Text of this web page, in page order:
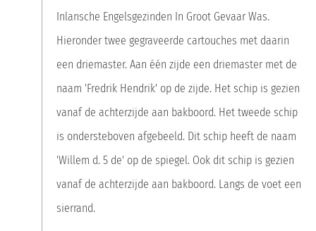
Inlansche Engelsgezinden In Groot Gevaar Was.
Hieronder twee gegraveerde cartouches met daarin
een driemaster. Aan één zijde een driemaster met de
naam 'Fredrik Hendrik' op de zijde. Het schip is gezien
vanaf de achterzijde aan bakboord. Het tweede schip
is ondersteboven afgebeeld. Dit schip heeft de naam
'Willem d. 5 de' op de spiegel. Ook dit schip is gezien
vanaf de achterzijde aan bakboord. Langs de voet een
sierrand.